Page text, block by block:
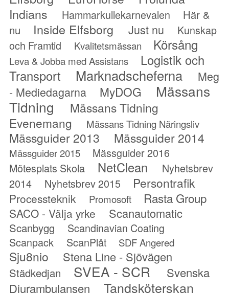
Indians
Hammarkullekarnevalen
Här &
nu
Inside Elfsborg Just nu
Kunskap
och Framtid
Kvalitetsmässan Körsång
Leva & Jobba med Assistans
Logistik och
Transport
Marknadscheferna
Meg
- Mediedagarna
MyDOG
Mässans
Tidning
Mässans Tidning
Evenemang
Mässans Tidning Näringsliv
Mässguider 2013 Mässguider 2014
Mässguider 2015
Mässguider 2016
Mötesplats Skola
NetClean
Nyhetsbrev
2014
Nyhetsbrev 2015 Persontrafik
Processteknik Promosoft Rasta Group
SACO - Välja yrke Scanautomatic
Scanbygg
Scandinavian Coating
Scanpack
ScanPlåt SDF Angered
Sju8nio Stena Line - Sjövägen
Städkedjan SVEA - SCR
Svenska
Djurambulansen
Tandsköterskan